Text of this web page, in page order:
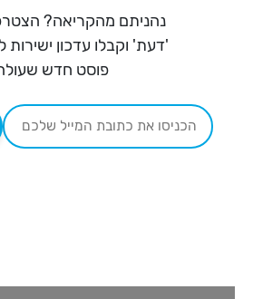
נהניתם מהקריאה?
'דעת' וקבלו עדכון ישירות
פוסט חדש